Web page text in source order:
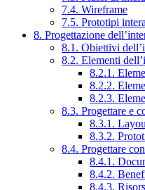
7.4. Wireframe
7.5. Prototipi
8. Progettazione
8.1. Obiettivi
8.2. Elementi
8.2.1.
8.2.2.
8.2.3.
8.3. Progettare e
8.3.1.
8.3.2.
8.4. Progettare
8.4.1.
8.4.2.
8.4.3.